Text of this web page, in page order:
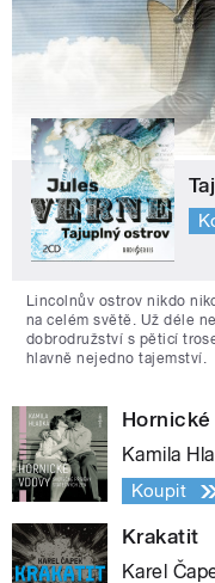
Lincolnův ostrov nikdo
na celém světě. Už déle
dobrodružství s pěticí
hlavně nejedno tajemství.
Kamila
Koupit
Krakatit
Karel